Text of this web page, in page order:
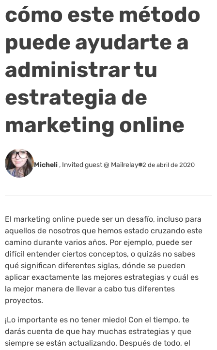
cómo este método
puede ayudarte a
administrar tu
estrategia de
marketing online
Micheli , Invited guest @ Mailrelay 2 de abril de 2020
El marketing online puede ser un desafío, incluso para
aquellos de nosotros que hemos estado cruzando este
camino durante varios años. Por ejemplo, puede ser
difícil entender ciertos conceptos, o quizás no sabes
qué significan diferentes siglas, dónde se pueden
aplicar exactamente las mejores estrategias y cuál es
la mejor manera de llevar a cabo tus diferentes
proyectos.
¡Lo importante es no tener miedo! Con el tiempo, te
darás cuenta de que hay muchas estrategias y que
siempre se están actualizando. Después de todo, el